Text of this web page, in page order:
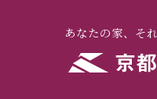
あなたの家、そ